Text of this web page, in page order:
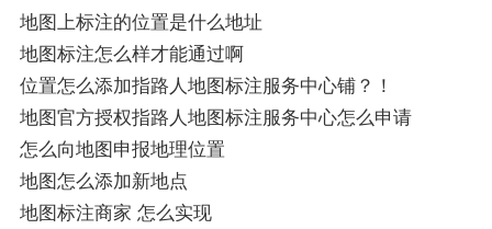
地图上标注的位置是什么地址
地图标注怎么样才能通过啊
位置怎么添加指路人地图标注服务中心铺？！
地图官方授权指路人地图标注服务中心怎么申请
怎么向地图申报地理位置
地图怎么添加新地点
地图标注商家 怎么实现